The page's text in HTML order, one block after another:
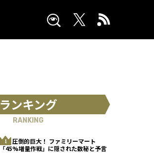
ランキング
RANKING
圧倒的巨大！ ファミリーマート
「45%増量作戦」に隠された数秘と予言